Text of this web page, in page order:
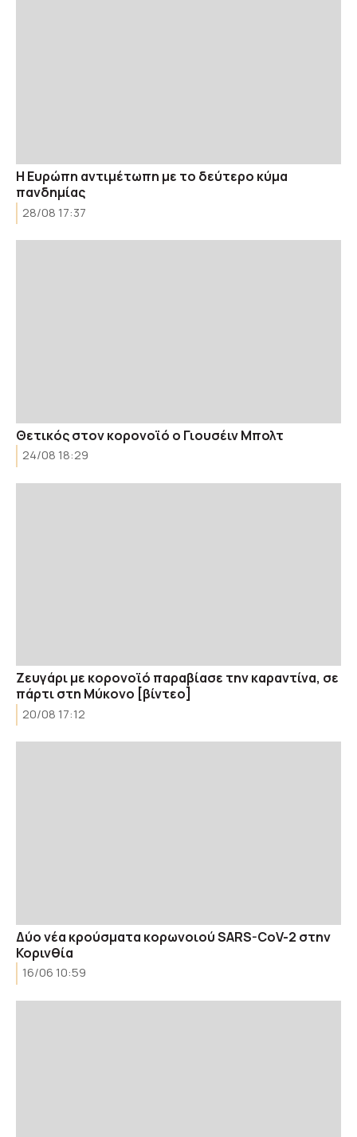
Η Ευρώπη αντιμέτωπη με το δεύτερο κύμα
πανδημίας
28/08 17:37
Θετικός στον κορονοϊό ο Γιουσέιν Μπολτ
24/08 18:29
Ζευγάρι με κορονοϊό παραβίασε την καραντίνα, σε
πάρτι στη Μύκονο [βίντεο]
20/08 17:12
Δύο νέα κρούσματα κορωνοιού SARS-CoV-2 στην
Κορινθία
16/06 10:59